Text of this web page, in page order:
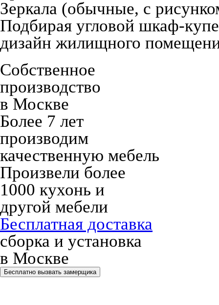
Зеркала (обычные, с
Подбирая угловой шкаф-
дизайн жилищного
Собственное
производство
в Москве
Более 7 лет
производим
качественную мебель
Произвели более
1000 кухонь и
другой мебели
Бесплатная доставка
сборка и установка
в Москве
Бесплатно вызвать замерщика